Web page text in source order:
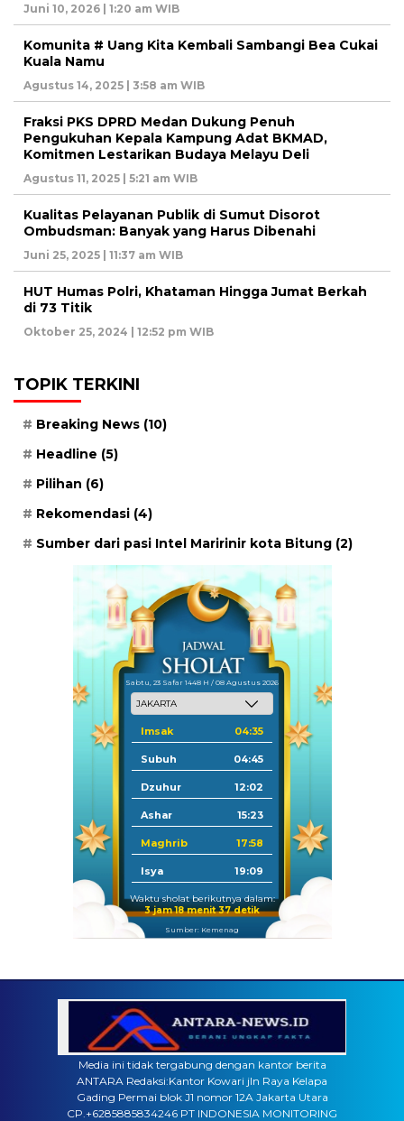
Juni 10, 2026 | 1:20 am WIB
Komunita # Uang Kita Kembali Sambangi Bea Cukai
Kuala Namu
Agustus 14, 2025 | 3:58 am WIB
Fraksi PKS DPRD Medan Dukung Penuh
Pengukuhan Kepala Kampung Adat BKMAD,
Komitmen Lestarikan Budaya Melayu Deli
Agustus 11, 2025 | 5:21 am WIB
Kualitas Pelayanan Publik di Sumut Disorot
Ombudsman: Banyak yang Harus Dibenahi
Juni 25, 2025 | 11:37 am WIB
HUT Humas Polri, Khataman Hingga Jumat Berkah
di 73 Titik
Oktober 25, 2024 | 12:52 pm WIB
TOPIK TERKINI
Breaking News (10)
Headline (5)
Pilihan (6)
Rekomendasi (4)
Sumber dari pasi Intel Maririnir kota Bitung (2)
Sabtu, 23 Safar 1448 H / 08 Agustus 2026
Imsak 04:35
Subuh 04:45
Dzuhur 12:02
Ashar 15:23
Maghrib 17:58
Isya 19:09
Waktu sholat berikutnya dalam:
3 jam 18 menit 36 detik
Sumber: Kemenag
Media ini tidak tergabung dengan kantor berita
ANTARA Redaksi:Kantor Kowari jln Raya Kelapa
Gading Permai blok J1 nomor 12A Jakarta Utara
CP.+6285885834246 PT INDONESIA MONITORING